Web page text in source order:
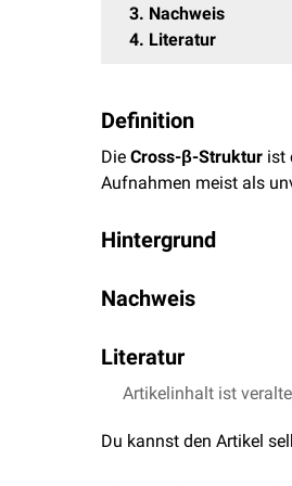
3 Nachweis
4 Literatur
Definition
Die Cross-β-Struktur ist
Aufnahmen meist als
Hintergrund
aufweisen. Sie formen
Amyloide. In diesem
Nachweis
Ihren Namen verdankt
Literatur
Meinhardt et al.
Sci. 2007
Artikelinhalt ist
Du kannst den Artikel